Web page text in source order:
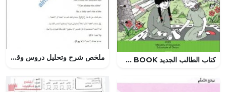
كتاب الطالب الجديد SKILLS BOOK (نسخة) (لغة انجليزية) الأول ملخص شرح وتحليل دروس وقواعد المنهج مع المفردات المهمة (لغة انجليزية) الخامس